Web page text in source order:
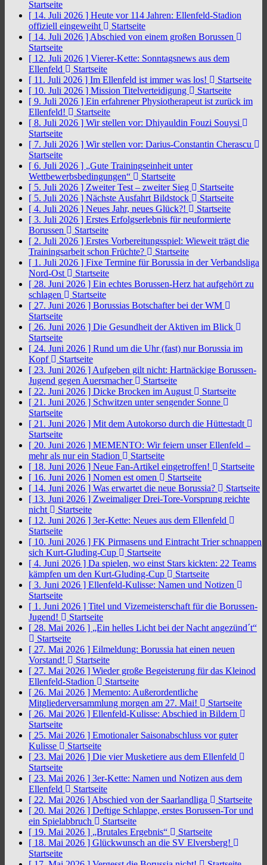
Startseite
[ 14. Juli 2026 ] Heute vor 114 Jahren: Ellenfeld-Stadion
offiziell eingeweiht
Startseite
[ 14. Juli 2026 ] Abschied von einem großen Borussen
Startseite
[ 12. Juli 2026 ] Vierer-Kette: Sonntagsnews aus dem
Ellenfeld
Startseite
[ 11. Juli 2026 ] Im Ellenfeld ist immer was los!
Startseite
[ 10. Juli 2026 ] Mission Titelverteidigung
Startseite
[ 9. Juli 2026 ] Ein erfahrener Physiotherapeut ist zurück im
Ellenfeld!
Startseite
[ 8. Juli 2026 ] Wir stellen vor: Dhiyauldin Fouzi Souysi
Startseite
[ 7. Juli 2026 ] Wir stellen vor: Darius-Constantin Cherascu
Startseite
[ 6. Juli 2026 ] „Gute Trainingseinheit unter
Wettbewerbsbedingungen“
Startseite
[ 5. Juli 2026 ] Zweiter Test – zweiter Sieg
Startseite
[ 5. Juli 2026 ] Nächste Ausfahrt Bildstock
Startseite
[ 4. Juli 2026 ] Neues Jahr, neues Glück?!
Startseite
[ 3. Juli 2026 ] Erstes Erfolgserlebnis für neuformierte
Borussen
Startseite
[ 2. Juli 2026 ] Erstes Vorbereitungsspiel: Wieweit trägt die
Trainingsarbeit schon Früchte?
Startseite
[ 1. Juli 2026 ] Fixe Termine für Borussia in der Verbandsliga
Nord-Ost
Startseite
[ 28. Juni 2026 ] Ein echtes Borussen-Herz hat aufgehört zu
schlagen
Startseite
[ 27. Juni 2026 ] Borussias Botschafter bei der WM
Startseite
[ 26. Juni 2026 ] Die Gesundheit der Aktiven im Blick
Startseite
[ 24. Juni 2026 ] Rund um die Uhr (fast) nur Borussia im
Kopf
Startseite
[ 23. Juni 2026 ] Aufgeben gilt nicht: Hartnäckige Borussen-
Jugend gegen Auersmacher
Startseite
[ 22. Juni 2026 ] Dicke Brocken im August
Startseite
[ 21. Juni 2026 ] Schwitzen unter sengender Sonne
Startseite
[ 21. Juni 2026 ] Mit dem Autokorso durch die Hüttestadt
Startseite
[ 20. Juni 2026 ] MEMENTO: Wir feiern unser Ellenfeld –
mehr als nur ein Stadion
Startseite
[ 18. Juni 2026 ] Neue Fan-Artikel eingetroffen!
Startseite
[ 16. Juni 2026 ] Nomen est omen
Startseite
[ 14. Juni 2026 ] Was erwartet die neue Borussia?
Startseite
[ 13. Juni 2026 ] Zweimaliger Drei-Tore-Vorsprung reichte
nicht
Startseite
[ 12. Juni 2026 ] 3er-Kette: Neues aus dem Ellenfeld
Startseite
[ 10. Juni 2026 ] FK Pirmasens und Eintracht Trier schnappen
sich Kurt-Gluding-Cup
Startseite
[ 4. Juni 2026 ] Da spielen, wo einst Stars kickten: 22 Teams
kämpfen um den Kurt-Gluding-Cup
Startseite
[ 3. Juni 2026 ] Ellenfeld-Kulisse: Namen und Notizen
Startseite
[ 1. Juni 2026 ] Titel und Vizemeisterschaft für die Borussen-
Jugend!
Startseite
[ 28. Mai 2026 ] „Ein helles Licht bei der Nacht angezünd´t“
Startseite
[ 27. Mai 2026 ] Eilmeldung: Borussia hat einen neuen
Vorstand!
Startseite
[ 27. Mai 2026 ] Wieder große Begeisterung für das Kleinod
Ellenfeld-Stadion
Startseite
[ 26. Mai 2026 ] Memento: Außerordentliche
Mitgliederversammlung morgen am 27. Mai!
Startseite
[ 26. Mai 2026 ] Ellenfeld-Kulisse: Abschied in Bildern
Startseite
[ 25. Mai 2026 ] Emotionaler Saisonabschluss vor guter
Kulisse
Startseite
[ 23. Mai 2026 ] Die vier Musketiere aus dem Ellenfeld
Startseite
[ 23. Mai 2026 ] 3er-Kette: Namen und Notizen aus dem
Ellenfeld
Startseite
[ 22. Mai 2026 ] Abschied von der Saarlandliga
Startseite
[ 20. Mai 2026 ] Deftige Schlappe, erstes Borussen-Tor und
ein Spielabbruch
Startseite
[ 19. Mai 2026 ] „Brutales Ergebnis“
Startseite
[ 18. Mai 2026 ] Glückwunsch an die SV Elversberg!
Startseite